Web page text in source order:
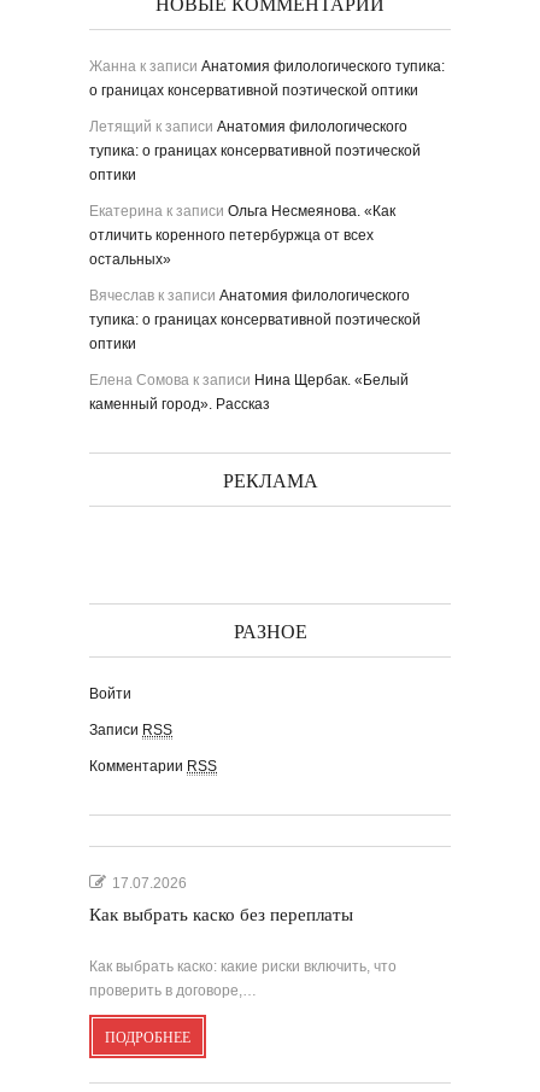
НОВЫЕ КОММЕНТАРИИ
Жанна к записи Анатомия филологического тупика:
о границах консервативной поэтической оптики
Летящий к записи Анатомия филологического
тупика: о границах консервативной поэтической
оптики
Екатерина к записи Ольга Несмеянова. «Как
отличить коренного петербуржца от всех
остальных»
Вячеслав к записи Анатомия филологического
тупика: о границах консервативной поэтической
оптики
Елена Сомова к записи Нина Щербак. «Белый
каменный город». Рассказ
РЕКЛАМА
РАЗНОЕ
Войти
Записи RSS
Комментарии RSS
17.07.2026
Как выбрать каско без переплаты
Как выбрать каско: какие риски включить, что
проверить в договоре,…
ПОДРОБНЕЕ